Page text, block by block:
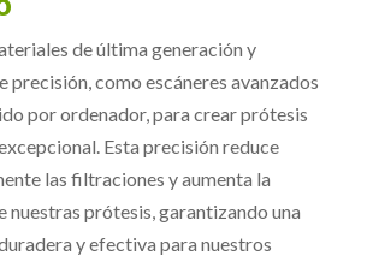
de última generación y
precisión, como escáneres avanzados
por ordenador, para crear prótesis
Esta precisión reduce
las filtraciones y aumenta la
nuestras prótesis, garantizando una
y efectiva para nuestros